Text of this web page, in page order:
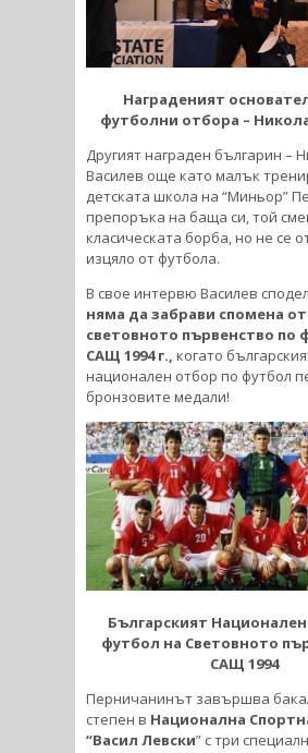
Награденият
футболни отбора –
Другият награден българин –
Василев още като малък
детската школа на “Миньор”
препоръка на баща си, той
класическата борба, но не се
изцяло от футбола.
В свое интервю Василев
няма да забрави спомена от
световното първенство по
САЩ 1994 г., когато
национален отбор по футбол
бронзовите медали!
Българският
футбол на Световното
САЩ 1994
Перничанинът завършва
степен в Национална
“Васил Левски” с три